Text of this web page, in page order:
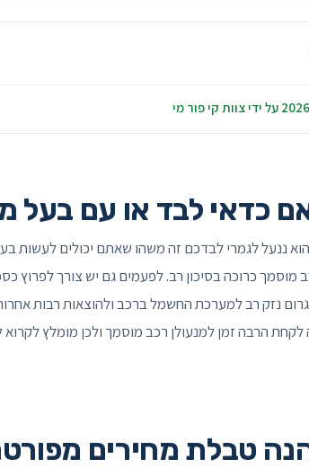
2026 על ידי צוות קי פור מי
כדאי לבד או עם בעל
ננעל לגמרי לבדכם זה משהו שאתם יכולים לעשות
כרוכה בסיכון רב. לפעמים גם יש צורך לפרוץ
נזק רב למערכת החשמל ברכב ולהוצאות רבות
הרבה זמן למנעולן רכב מוסמך ולכן מומלץ לקרוא
טבלת מחירים